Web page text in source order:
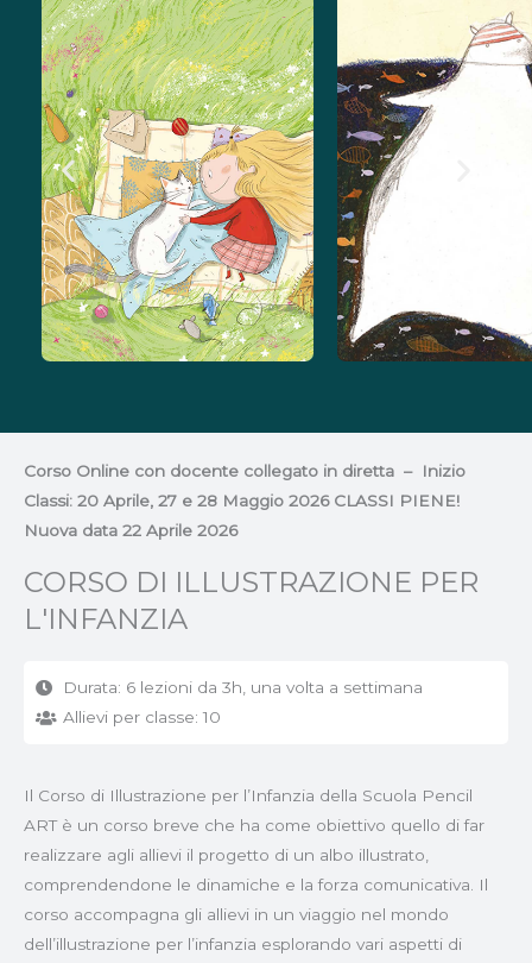
Corso Online con docente collegato in diretta – Inizio
Classi: 20 Aprile, 27 e 28 Maggio 2026 CLASSI PIENE!
Nuova data 22 Aprile 2026
CORSO DI ILLUSTRAZIONE PER
L'INFANZIA
Durata: 6 lezioni da 3h, una volta a settimana
Allievi per classe: 10
Il Corso di Illustrazione per l’Infanzia della Scuola Pencil
ART è un corso breve che ha come obiettivo quello di far
realizzare agli allievi il progetto di un albo illustrato,
comprendendone le dinamiche e la forza comunicativa. Il
corso accompagna gli allievi in un viaggio nel mondo
dell’illustrazione per l’infanzia esplorando vari aspetti di